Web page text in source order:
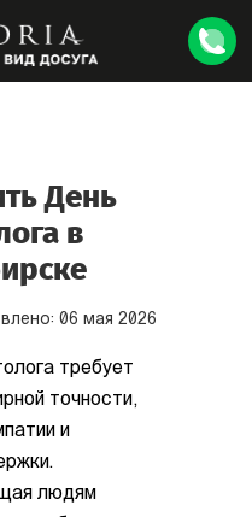
День
в
06 мая 2026
требует
точности,
и
людям